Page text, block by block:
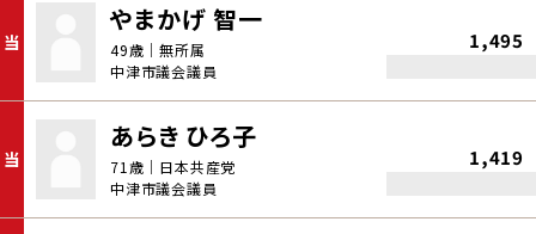
当
やまかげ 智一
49歳｜無所属
中津市議会議員
1,495
当
あらき ひろ子
71歳｜日本共産党
中津市議会議員
1,419